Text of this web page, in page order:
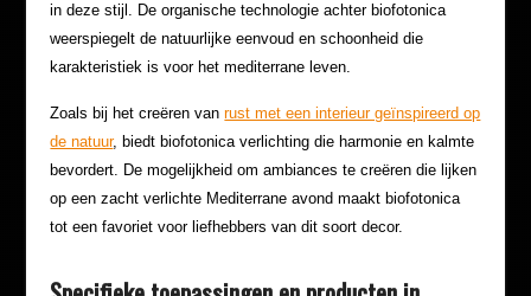
in deze stijl. De organische technologie achter biofotonica
weerspiegelt de natuurlijke eenvoud en schoonheid die
karakteristiek is voor het mediterrane leven.
Zoals bij het creëren vanrust met een interieur geïnspireerd op
de natuur, biedt biofotonica verlichting die harmonie en kalmte
bevordert. De mogelijkheid om ambiances te creëren die lijken
op een zacht verlichte Mediterrane avond maakt biofotonica
tot een favoriet voor liefhebbers van dit soort decor.